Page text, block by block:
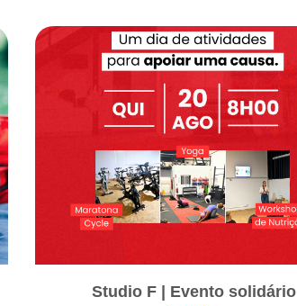
Studio F | Evento solidário